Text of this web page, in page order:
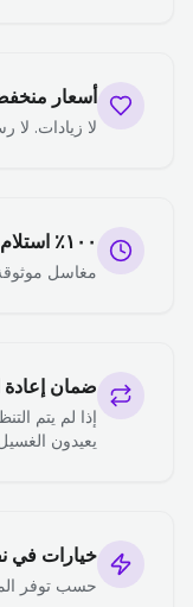
أسعار
لا زيادات. لا
١٠٠٪ استلام وتسليم في الوقت
مغاسل موثوقة
ضمان إعادة
إذا لم يتم
يعيدون
خيارات في
حسب توفر